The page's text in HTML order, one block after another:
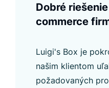
Dobré
commerce
Luigi's Box je
našim klientom
požadovaných